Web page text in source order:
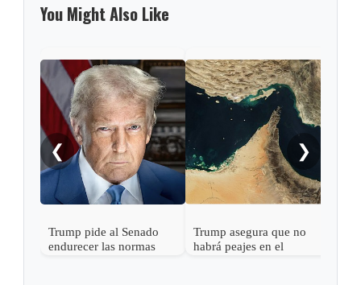
You Might Also Like
❮
Trump pide al Senado
endurecer las normas
Trump asegura que no
habrá peajes en el
❯